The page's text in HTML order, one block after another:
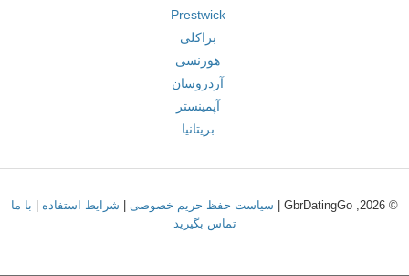
Prestwick
براکلی
هورنسی
آردروسان
آپمینستر
بریتانیا
© 2026, GbrDatingGo | سیاست حفظ حریم خصوصی شرایط استفاده
با ما
تماس بگیرید